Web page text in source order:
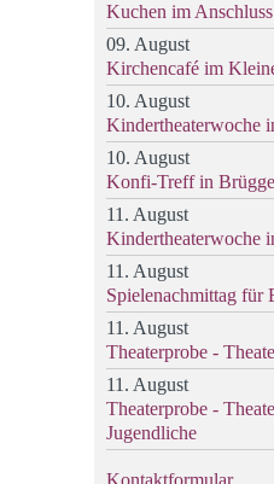
Kuchen im Anschluss
09. August
Kirchencafé im
10. August
Kindertheaterwoche
10. August
Konfi-Treff in
11. August
Kindertheaterwoche
11. August
Spielenachmittag für
11. August
Theaterprobe -
11. August
Theaterprobe -
Jugendliche